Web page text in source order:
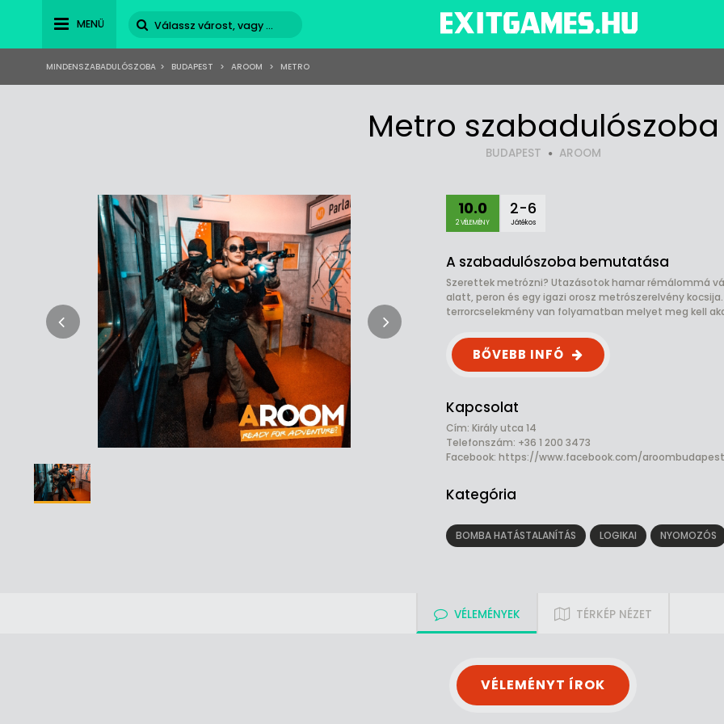
MENÜ
MINDENSZABADULÓSZOBA > BUDAPEST > AROOM > METRO
Metro szabadulószoba
BUDAPEST AROOM
10.0
2 VÉLEMÉNY
2-6
Játékos
A szabadulószoba bemutatása
Szerettek metrózni? Utazásotok hamar rémálommá
alatt, peron és egy igazi orosz metrószerelvény
terrorcselekmény van folyamatban melyet meg kell
BŐVEBB INFÓ
Kapcsolat
Cím: Király utca 14
Telefonszám: +36 1 200 3473
Facebook: https://www.facebook.com/aroombudapest
Kategória
BOMBA HATÁSTALANÍTÁS LOGIKAI NYOMOZÓS
VÉLEMÉNYEK TÉRKÉP NÉZET
VÉLEMÉNYT ÍROK